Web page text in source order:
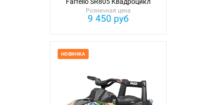
Розничная цена
9 450 руб
НОВИНКА